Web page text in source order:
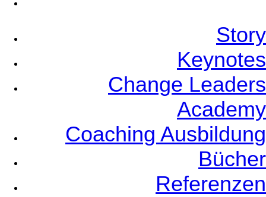
Story
Keynotes
Change Leaders
Academy
Coaching Ausbildung
Bücher
Referenzen